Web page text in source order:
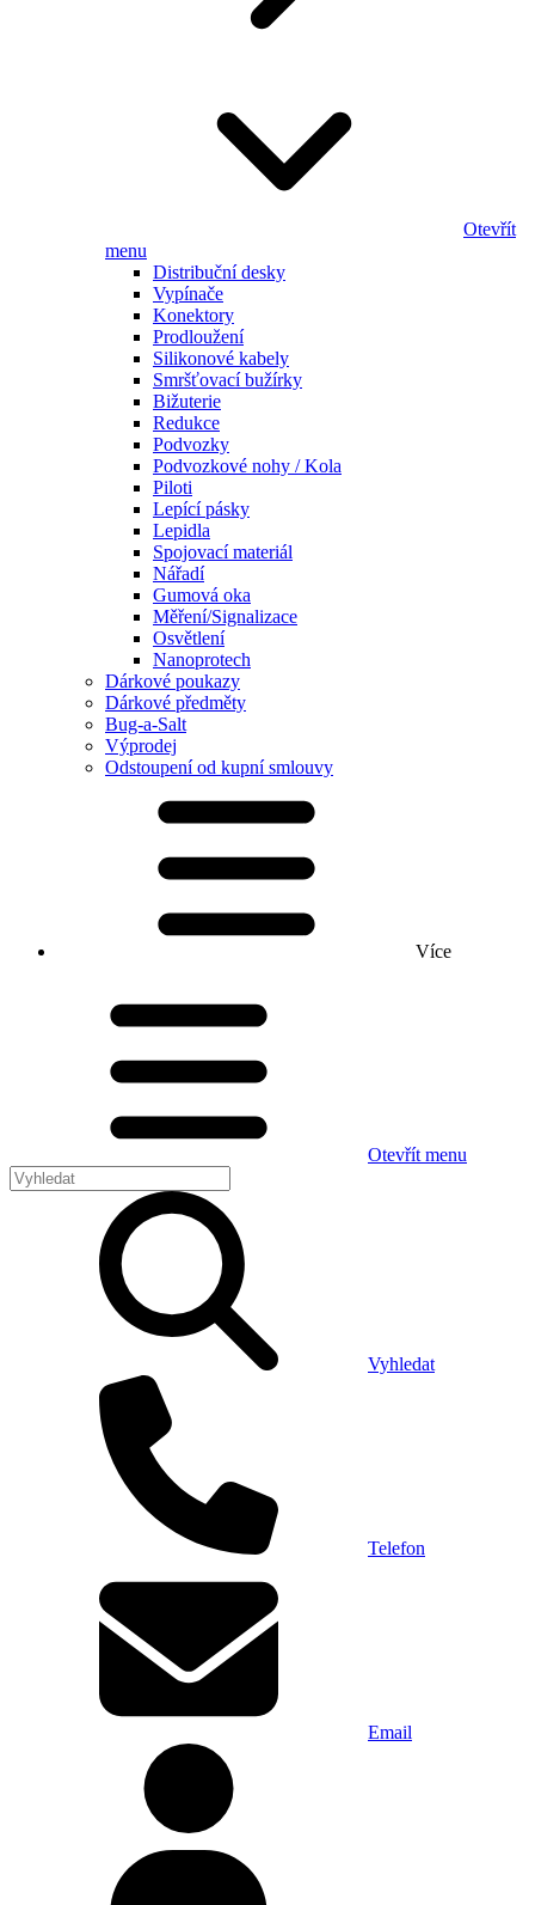
Otevřít
menu
Distribuční desky
Vypínače
Konektory
Prodloužení
Silikonové kabely
Smršťovací bužírky
Bižuterie
Redukce
Podvozky
Podvozkové nohy / Kola
Piloti
Lepící pásky
Lepidla
Spojovací materiál
Nářadí
Gumová oka
Měření/Signalizace
Osvětlení
Nanoprotech
Dárkové poukazy
Dárkové předměty
Bug-a-Salt
Výprodej
Odstoupení od kupní smlouvy
Více
Otevřít menu
Vyhledat
Telefon
Email